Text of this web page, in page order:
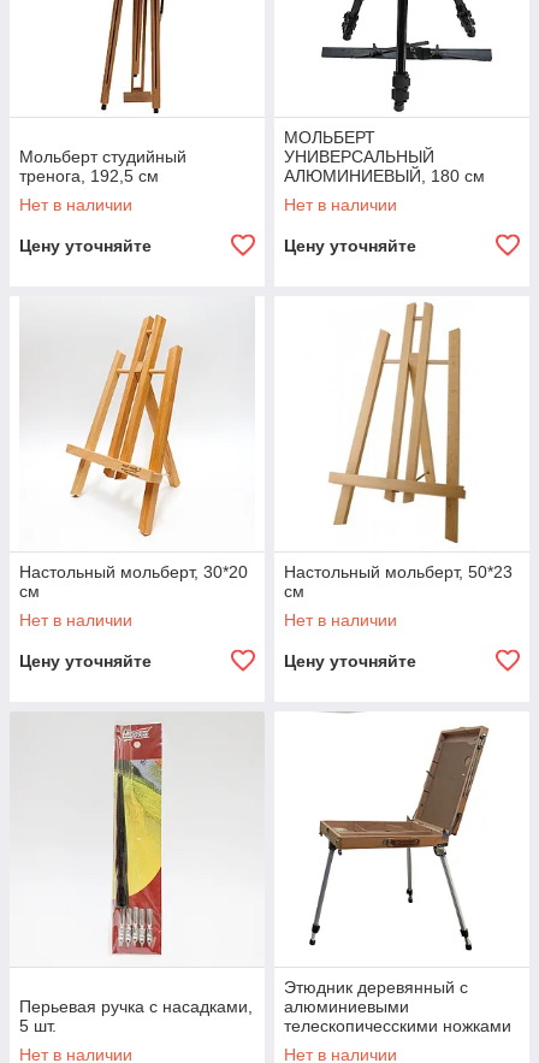
Мольберт студийный
тренога, 192,5 см
Нет в наличии
Цену уточняйте
МОЛЬБЕРТ
УНИВЕРСАЛЬНЫЙ
АЛЮМИНИЕВЫЙ, 180 см
Нет в наличии
Цену уточняйте
Настольный мольберт, 30*20
см
Нет в наличии
Цену уточняйте
Настольный мольберт, 50*23
см
Нет в наличии
Цену уточняйте
Перьевая ручка с насадками,
5 шт.
Нет в наличии
Этюдник деревянный с
алюминиевыми
телескопичесскими ножками
Нет в наличии